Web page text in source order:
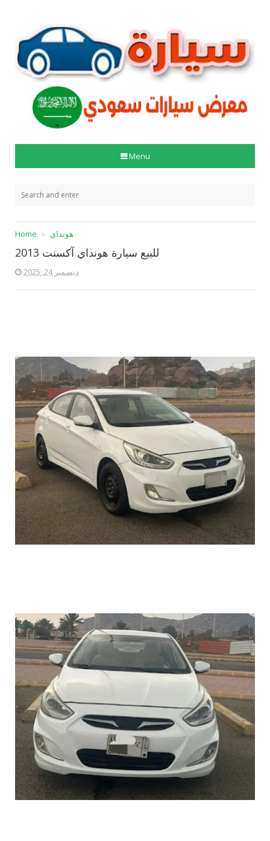
Menu
Home هونداي
للبيع سيارة هونداي آكسنت 2013
ديسمبر 24, 2025